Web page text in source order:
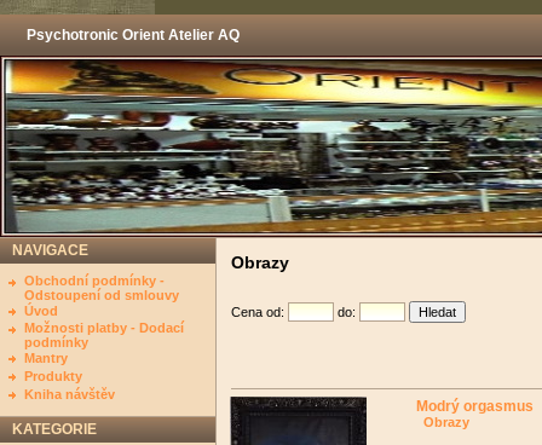
Psychotronic Orient Atelier AQ
NAVIGACE
Obchodní podmínky -
Odstoupení od smlouvy
Úvod
Možnosti platby - Dodací
podmínky
Mantry
Produkty
Kniha návštěv
KATEGORIE
Obrazy
Cena od: do:
Modrý orgasmus
Obrazy